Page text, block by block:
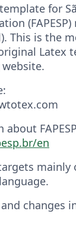
for
This is the
Latex
en
mainly
changes